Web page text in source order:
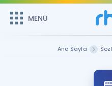
MENÜ
Sepetin
MENÜ
Ana Sayfa